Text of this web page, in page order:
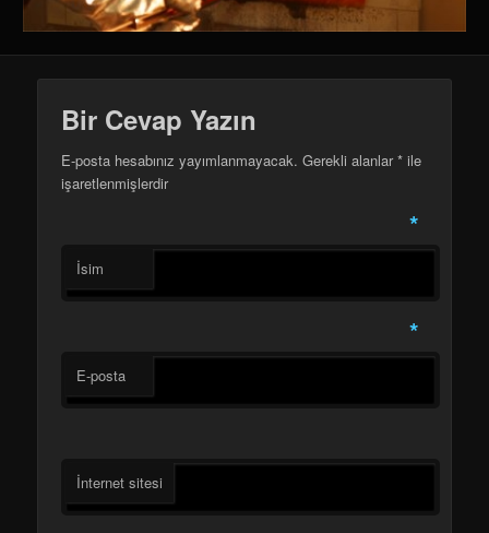
Bir Cevap Yazın
E-posta hesabınız yayımlanmayacak. Gerekli alanlar* ile
işaretlenmişlerdir
İsim
*
E-posta
*
İnternet sitesi